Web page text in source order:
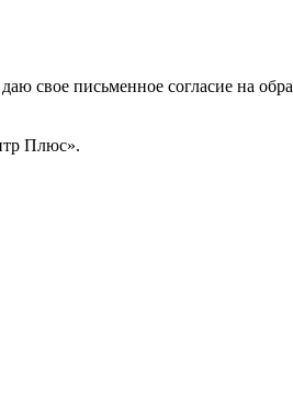
свое письменное согласие на
Плюс».